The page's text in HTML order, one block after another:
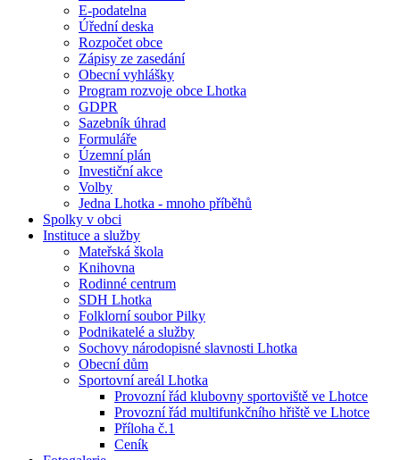
E-podatelna
Úřední deska
Rozpočet obce
Zápisy ze zasedání
Obecní vyhlášky
Program rozvoje obce Lhotka
GDPR
Sazebník úhrad
Formuláře
Územní plán
Investiční akce
Volby
Jedna Lhotka - mnoho příběhů
Spolky v obci
Instituce a služby
Mateřská škola
Knihovna
Rodinné centrum
SDH Lhotka
Folklorní soubor Pilky
Podnikatelé a služby
Sochovy národopisné slavnosti Lhotka
Obecní dům
Sportovní areál Lhotka
Provozní řád klubovny sportoviště ve Lhotce
Provozní řád multifunkčního hřiště ve Lhotce
Příloha č.1
Ceník